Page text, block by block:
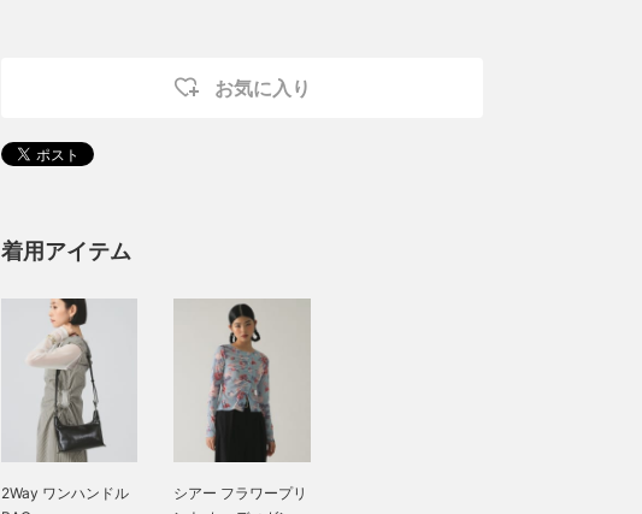
お気に入り
着用アイテム
2Way ワンハンドル
シアー フラワープリ